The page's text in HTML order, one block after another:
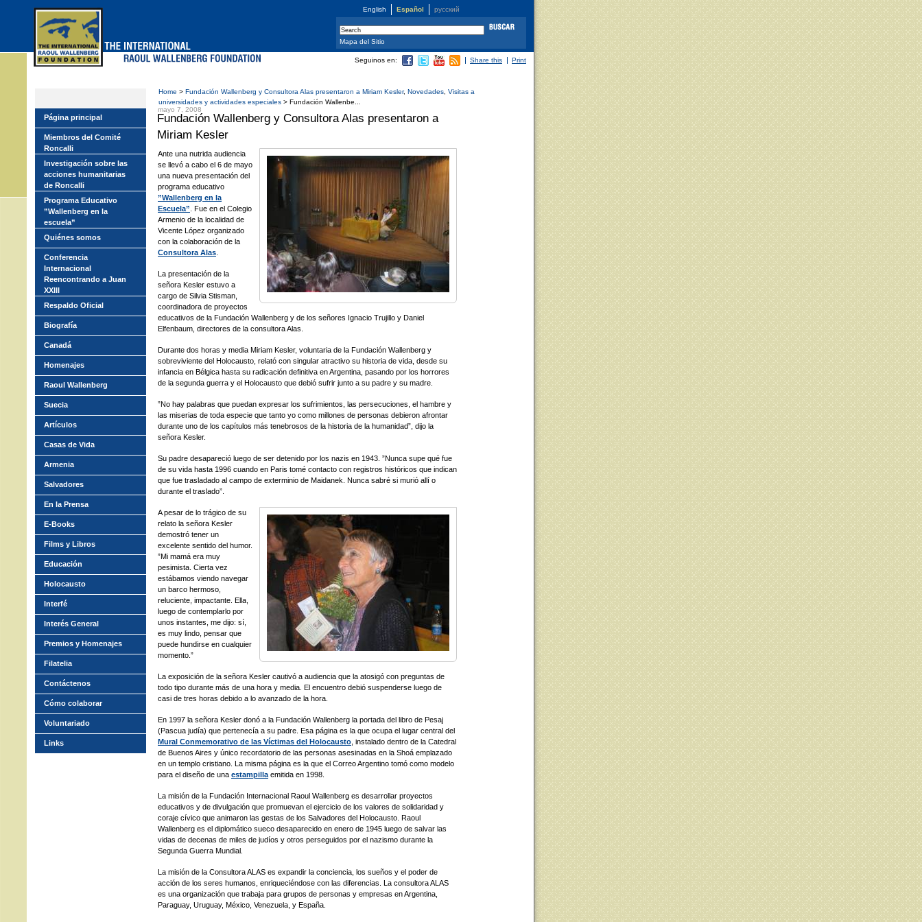
English Español русский
Home > Fundación Wallenberg y Consultora Alas presentaron a Miriam Kesler, Novedades Visitas a
universidades y actividades especiales > Fundación Wallenbe...
mayo 7, 2008
Fundación Wallenberg y Consultora Alas presentaron a
Miriam Kesler
Ante una nutrida audiencia
se llevó a cabo el 6 de mayo
una nueva presentación del
programa educativo
”Wallenberg en la
Escuela” . Fue en el Colegio
Armenio de la localidad de
Vicente López organizado
con la colaboración de la
Consultora Alas
La presentación de la
señora Kesler estuvo a
cargo de Silvia Stisman,
coordinadora de proyectos
educativos de la Fundación Wallenberg y de los señores Ignacio Trujillo y Daniel
Elfenbaum, directores de la consultora Alas.
Durante dos horas y media Miriam Kesler, voluntaria de la Fundación Wallenberg y
sobreviviente del Holocausto, relató con singular atractivo su historia de vida, desde su
infancia en Bélgica hasta su radicación definitiva en Argentina, pasando por los horrores
de la segunda guerra y el Holocausto que debió sufrir junto a su padre y su madre.
”No hay palabras que puedan expresar los sufrimientos, las persecuciones, el hambre y
las miserias de toda especie que tanto yo como millones de personas debieron afrontar
durante uno de los capítulos más tenebrosos de la historia de la humanidad”, dijo la
señora Kesler.
Su padre desapareció luego de ser detenido por los nazis en 1943. ”Nunca supe qué fue
de su vida hasta 1996 cuando en Paris tomé contacto con registros históricos que indican
que fue trasladado al campo de exterminio de Maidanek. Nunca sabré si murió allí o
durante el traslado”.
A pesar de lo trágico de su
relato la señora Kesler
demostró tener un
excelente sentido del humor.
”Mi mamá era muy
pesimista. Cierta vez
estábamos viendo navegar
un barco hermoso,
reluciente, impactante. Ella,
luego de contemplarlo por
unos instantes, me dijo: sí,
es muy lindo, pensar que
puede hundirse en cualquier
momento.”
La exposición de la señora Kesler cautivó a audiencia que la atosigó con preguntas de
todo tipo durante más de una hora y media. El encuentro debió suspenderse luego de
casi de tres horas debido a lo avanzado de la hora.
En 1997 la señora Kesler donó a la Fundación Wallenberg la portada del libro de Pesaj
(Pascua judía) que pertenecía a su padre. Esa página es la que ocupa el lugar central del
Mural Conmemorativo de las Víctimas del Holocausto , instalado dentro de la Catedral
de Buenos Aires y único recordatorio de las personas asesinadas en la Shoá emplazado
en un templo cristiano. La misma página es la que el Correo Argentino tomó como modelo
para el diseño de una estampilla emitida en 1998.
La misión de la Fundación Internacional Raoul Wallenberg es desarrollar proyectos
educativos y de divulgación que promuevan el ejercicio de los valores de solidaridad y
coraje cívico que animaron las gestas de los Salvadores del Holocausto. Raoul
Wallenberg es el diplomático sueco desaparecido en enero de 1945 luego de salvar las
vidas de decenas de miles de judíos y otros perseguidos por el nazismo durante la
Segunda Guerra Mundial.
La misión de la Consultora ALAS es expandir la conciencia, los sueños y el poder de
acción de los seres humanos, enriqueciéndose con las diferencias. La consultora ALAS
es una organización que trabaja para grupos de personas y empresas en Argentina,
Paraguay, Uruguay, México, Venezuela, y España.
Seguinos en: Share this Print
Página principal
Miembros del Comité
Roncalli
Investigación sobre las
acciones humanitarias
de Roncalli
Programa Educativo
”Wallenberg en la
escuela”
Quiénes somos
Conferencia
Internacional
Reencontrando a Juan
XXIII
Respaldo Oficial
Biografía
Canadá
Homenajes
Raoul Wallenberg
Suecia
Artículos
Casas de Vida
Armenia
Salvadores
En la Prensa
E-Books
Films y Libros
Educación
Holocausto
Interfé
Interés General
Premios y Homenajes
Filatelia
Contáctenos
Cómo colaborar
Voluntariado
Links
Mapa del Sitio